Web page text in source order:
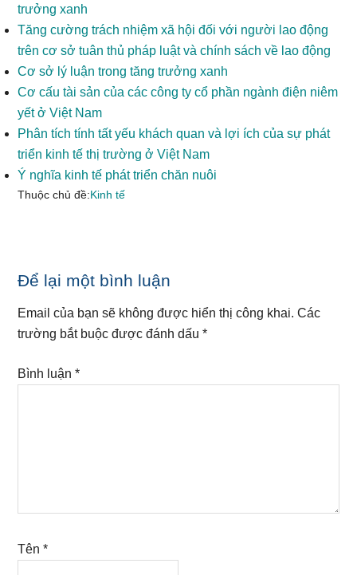
trưởng xanh
Tăng cường trách nhiệm xã hội đối với người lao động
trên cơ sở tuân thủ pháp luật và chính sách về lao động
Cơ sở lý luận trong tăng trưởng xanh
Cơ cấu tài sản của các công ty cổ phần ngành điện niêm
yết ở Việt Nam
Phân tích tính tất yếu khách quan và lợi ích của sự phát
triển kinh tế thị trường ở Việt Nam
Ý nghĩa kinh tế phát triển chăn nuôi
Thuộc chủ đề:Kinh tế
Reader
Interactions
Để lại một bình luận
Email của bạn sẽ không được hiển thị công khai. Các
trường bắt buộc được đánh dấu*
Bình luận*
Tên*